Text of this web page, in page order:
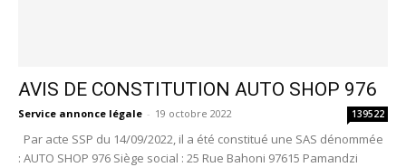
AVIS DE CONSTITUTION AUTO SHOP 976
Service annonce légale - 19 octobre 2022 139522
Par acte SSP du 14/09/2022, il a été constitué une SAS dénommée
: AUTO SHOP 976 Siège social : 25 Rue Bahoni 97615 Pamandzi